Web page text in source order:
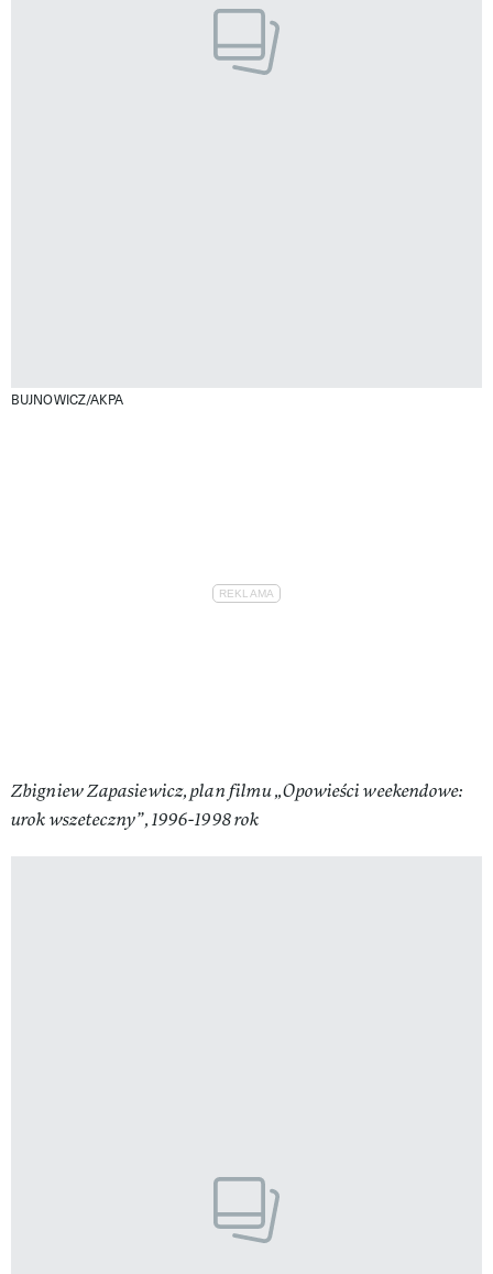
BUJNOWICZ/AKPA
Zbigniew Zapasiewicz, plan filmu „Opowieści weekendowe:
urok wszeteczny”, 1996-1998 rok